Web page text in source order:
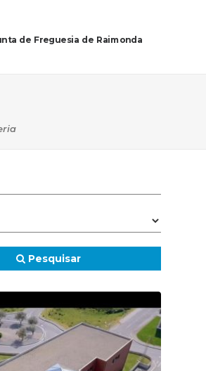
de Freguesia de Raimonda
Pesquisar